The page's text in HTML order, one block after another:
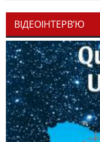
ВІДЕОІНТЕРВ’Ю